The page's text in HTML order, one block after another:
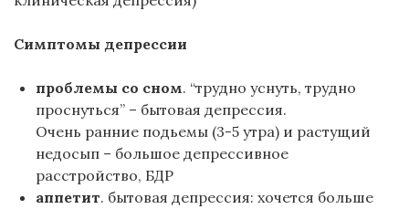
Симптомы депрессии
проблемы со сном. “трудно уснуть, трудно
проснуться” – бытовая депрессия.
Очень ранние подьемы (3-5 утра) и растущий
недосып – большое депрессивное
расстройство, БДР
аппетит. бытовая депрессия: хочется больше